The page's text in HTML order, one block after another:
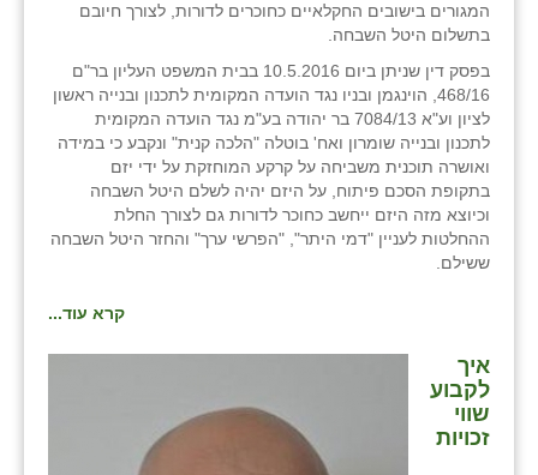
המגורים בישובים החקלאיים כחוכרים לדורות, לצורך חיובם
בתשלום היטל השבחה.
בפסק דין שניתן ביום 10.5.2016 בבית המשפט העליון בר"ם
468/16, הוינגמן ובניו נגד הועדה המקומית לתכנון ובנייה ראשון
לציון וע"א 7084/13 בר יהודה בע"מ נגד הועדה המקומית
לתכנון ובנייה שומרון ואח' בוטלה "הלכה קנית" ונקבע כי במידה
ואושרה תוכנית משביחה על קרקע המוחזקת על ידי יזם
בתקופת הסכם פיתוח, על היזם יהיה לשלם היטל השבחה
וכיוצא מזה היזם ייחשב כחוכר לדורות גם לצורך החלת
ההחלטות לעניין "דמי היתר", "הפרשי ערך" והחזר היטל השבחה
ששילם.
קרא עוד...
איך
לקבוע
שווי
זכויות